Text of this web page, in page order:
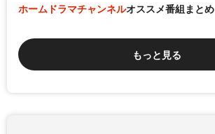
ホームドラマチャンネルオススメ番組まとめ
もっと見る